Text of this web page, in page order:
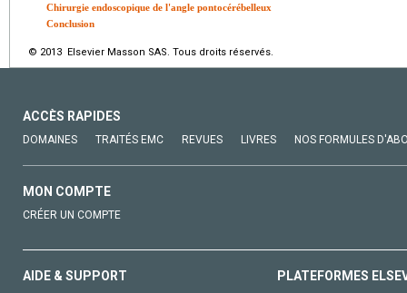
Chirurgie endoscopique de l'angle pontocérébelleux
Conclusion
© 2013 Elsevier Masson SAS. Tous droits réservés.
ACCÈS RAPIDES
DOMAINES TRAITÉS EMC REVUES LIVRES NOS FORMULES
MON COMPTE
CRÉER UN COMPTE
AIDE & SUPPORT PLATEFORMES